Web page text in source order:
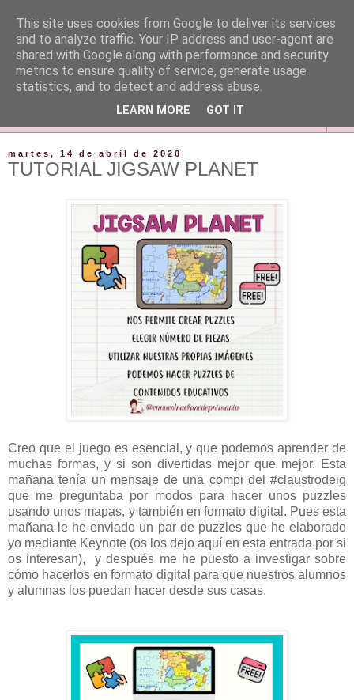
martes, 14 de abril de 2020
TUTORIAL JIGSAW PLANET
Creo que el juego es esencial, y que podemos aprender de
muchas formas, y si son divertidas mejor que mejor. Esta
mañana tenía un mensaje de una compi del #claustrodeig
que me preguntaba por modos para hacer unos puzzles
usando unos mapas, y también en formato digital. Pues esta
mañana le he enviado un par de puzzles que he elaborado
yo mediante Keynote (os los dejo aquí en esta entrada por si
os interesan), y después me he puesto a investigar sobre
cómo hacerlos en formato digital para que nuestros alumnos
y alumnas los puedan hacer desde sus casas.
This site uses cookies from Google to deliver its services
and to analyze traffic. Your IP address and user-agent are
shared with Google along with performance and security
metrics to ensure quality of service, generate usage
statistics, and to detect and address abuse.
LEARN MORE GOT IT